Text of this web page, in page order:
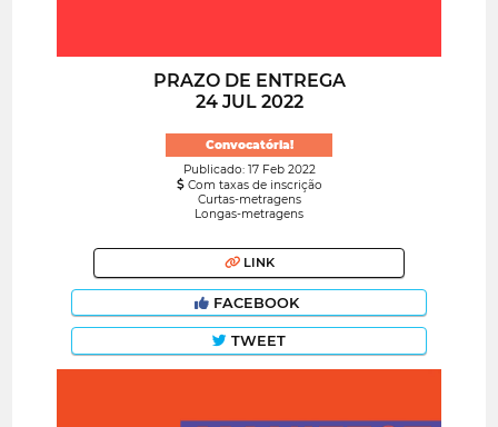
PRAZO DE ENTREGA
24 JUL 2022
Convocatória!
Publicado: 17 Feb 2022
Com taxas de inscrição
Curtas-metragens
Longas-metragens
LINK
FACEBOOK
TWEET